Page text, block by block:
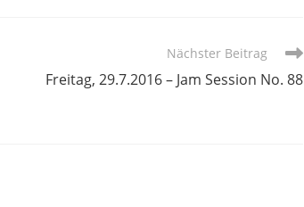
Nächster Beitrag
Freitag, 29.7.2016 – Jam Session No. 88